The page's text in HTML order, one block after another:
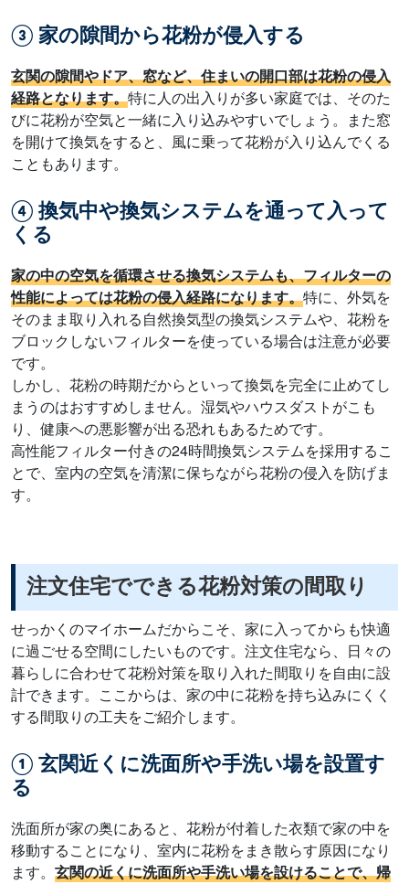
③ 家の隙間から花粉が侵入する
玄関の隙間やドア、窓など、住まいの開口部は花粉の侵入
経路となります。特に人の出入りが多い家庭では、そのた
びに花粉が空気と一緒に入り込みやすいでしょう。また窓
を開けて換気をすると、風に乗って花粉が入り込んでくる
こともあります。
④ 換気中や換気システムを通って入って
くる
家の中の空気を循環させる換気システムも、フィルターの
性能によっては花粉の侵入経路になります。特に、外気を
そのまま取り入れる自然換気型の換気システムや、花粉を
ブロックしないフィルターを使っている場合は注意が必要
です。
しかし、花粉の時期だからといって換気を完全に止めてし
まうのはおすすめしません。湿気やハウスダストがこも
り、健康への悪影響が出る恐れもあるためです。
高性能フィルター付きの24時間換気システムを採用するこ
とで、室内の空気を清潔に保ちながら花粉の侵入を防げま
す。
注文住宅でできる花粉対策の間取り
せっかくのマイホームだからこそ、家に入ってからも快適
に過ごせる空間にしたいものです。注文住宅なら、日々の
暮らしに合わせて花粉対策を取り入れた間取りを自由に設
計できます。ここからは、家の中に花粉を持ち込みにくく
する間取りの工夫をご紹介します。
① 玄関近くに洗面所や手洗い場を設置す
る
洗面所が家の奥にあると、花粉が付着した衣類で家の中を
移動することになり、室内に花粉をまき散らす原因になり
ます。 玄関の近くに洗面所や手洗い場を設けることで、帰